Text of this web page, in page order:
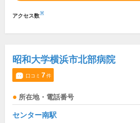
アクセス数※
昭和大学横浜市北部病院
口コミ 7件
所在地・電話番号
センター南駅